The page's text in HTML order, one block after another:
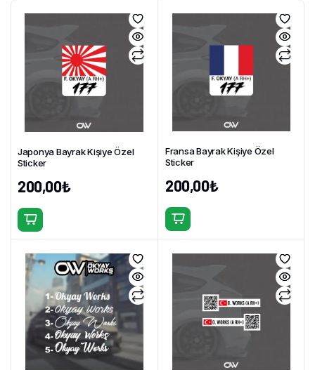
Japonya Bayrak Kişiye Özel
Sticker
200,00₺
Fransa Bayrak Kişiye Özel
Sticker
200,00₺